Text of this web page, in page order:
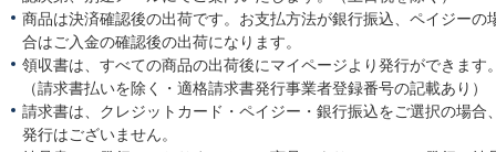
商品は決済確認後の出荷です。お支払方法が銀行振込、ペイジーの
合はご入金の確認後の出荷になります。
領収書は、すべての商品の出荷後にマイページより発行ができます
（請求書払いを除く・適格請求書発行事業者登録番号の記載あり）
請求書は、クレジットカード・ペイジー・銀行振込をご選択の場合
発行はございません。